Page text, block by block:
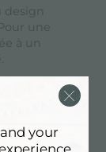
design
une
à un
your